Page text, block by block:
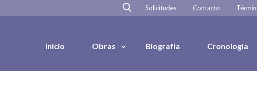
Solicitudes Contacto
Inicio Obras Biografía Cronología